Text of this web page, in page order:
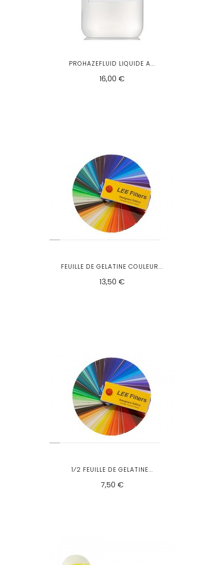
PROHAZEFLUID LIQUIDE A...
16,00 €
FEUILLE DE GELATINE COULEUR...
13,50 €
1⁄2 FEUILLE DE GELATINE...
7,50 €